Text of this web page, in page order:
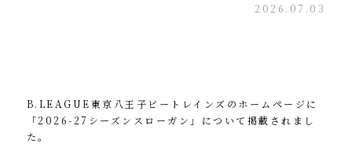
2026.07.03
B.LEAGUE東京八王子ビートレインズのホームページに
「2026-27シーズンスローガン」について掲載されまし
た。